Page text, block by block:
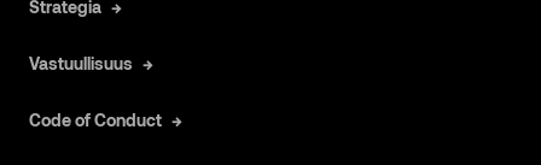
Strategia
Vastuullisuus
Code of Conduct